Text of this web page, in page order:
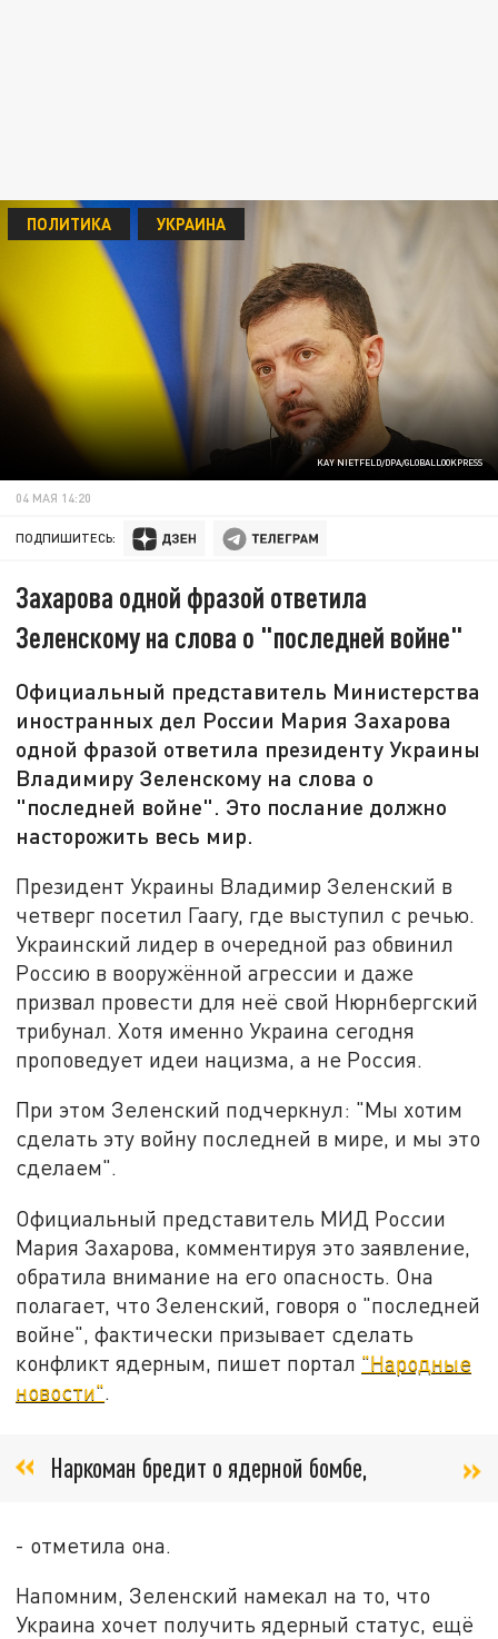
KAY NIETFELD/DPA/GLOBALLOOKPRESS
ПОЛИТИКА УКРАИНА
04 МАЯ 14:20
ПОДПИШИТЕСЬ:
Захарова одной фразой ответила
Зеленскому на слова о "последней войне"
Официальный представитель Министерства
иностранных дел России Мария Захарова
одной фразой ответила президенту Украины
Владимиру Зеленскому на слова о
"последней войне". Это послание должно
насторожить весь мир.
Президент Украины Владимир Зеленский в
четверг посетил Гаагу, где выступил с речью.
Украинский лидер в очередной раз обвинил
Россию в вооружённой агрессии и даже
призвал провести для неё свой Нюрнбергский
трибунал. Хотя именно Украина сегодня
проповедует идеи нацизма, а не Россия.
При этом Зеленский подчеркнул: "Мы хотим
сделать эту войну последней в мире, и мы это
сделаем".
Официальный представитель МИД России
Мария Захарова, комментируя это заявление,
обратила внимание на его опасность. Она
полагает, что Зеленский, говоря о "последней
войне", фактически призывает сделать
конфликт ядерным, пишет портал "Народные
новости".
Наркоман бредит о ядерной бомбе,
- отметила она.
Напомним, Зеленский намекал на то, что
Украина хочет получить ядерный статус, ещё